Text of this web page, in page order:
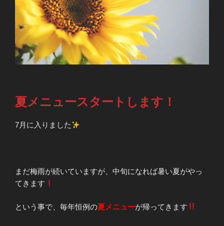
夏メニュースタートします！
7月に入りました
まだ梅雨が続いていますが、中旬になれば暑い夏がやっ
てきます
という事で、毎年恒例の夏メニューが帰ってきます